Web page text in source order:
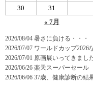
« 7月
30
31
2026/08/04 暑さに負ける・・・
2026/07/07 ワールドカップ2026
2026/07/01 原画展いってきました
2026/06/26 楽天スーパーセール
2026/06/06 37歳、健康診断の結